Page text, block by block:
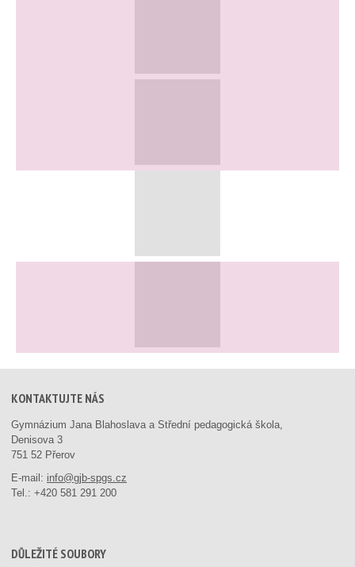
KONTAKTUJTE NÁS
Gymnázium Jana Blahoslava a Střední pedagogická škola,
Denisova 3
751 52 Přerov
E-mail: info@gjb-spgs.cz
Tel.:+420 581 291 200
DŮLEŽITÉ SOUBORY